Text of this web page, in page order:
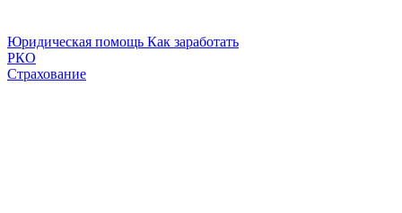
Юридическая помощь Как заработать
РКО
Страхование